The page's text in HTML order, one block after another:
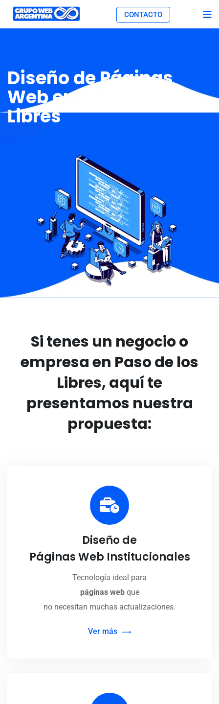
CONTACTO
Diseño de Páginas
Web en Paso de los
Libres
Si tenes un negocio o
empresa en Paso de los
Libres, aquí te
presentamos nuestra
propuesta:
Diseño de
Páginas Web Institucionales
Tecnología ideal para
páginas webque
no necesitan muchas actualizaciones.
Ver más